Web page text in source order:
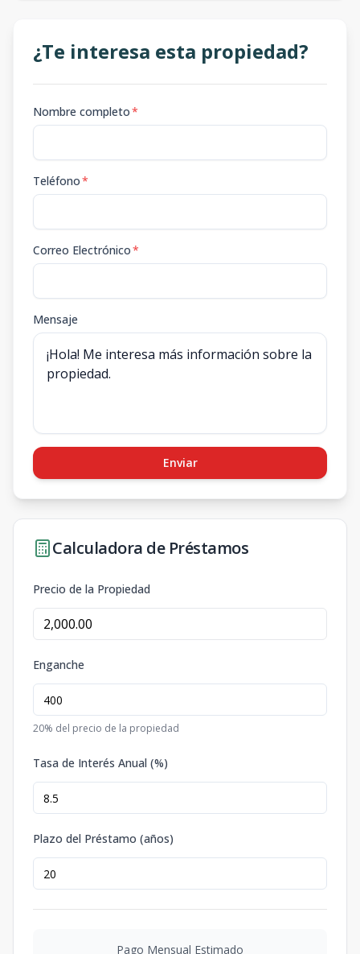
¿Te interesa esta propiedad?
Nombre completo*
Teléfono*
Correo Electrónico*
Mensaje
Enviar
Calculadora de Préstamos
Precio de la Propiedad
Enganche
20% del precio de la propiedad
Tasa de Interés Anual (%)
Plazo del Préstamo (años)
Pago Mensual Estimado